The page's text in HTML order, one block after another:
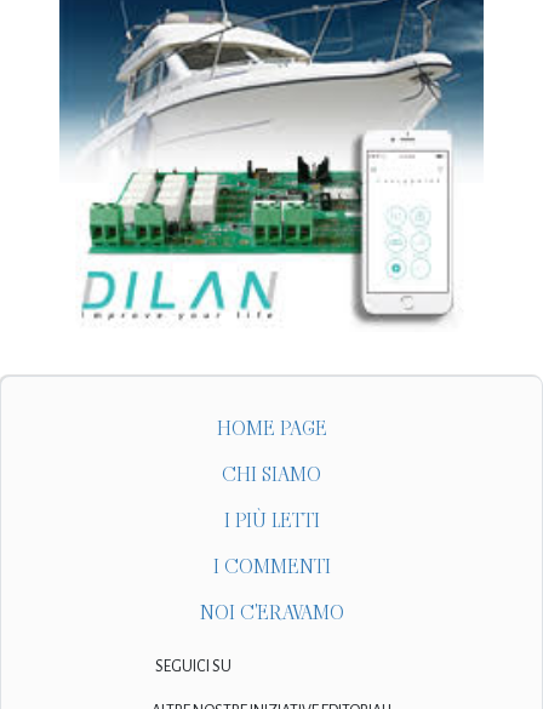
HOME PAGE
CHI SIAMO
I PIÙ LETTI
I COMMENTI
NOI C'ERAVAMO
SEGUICI SU